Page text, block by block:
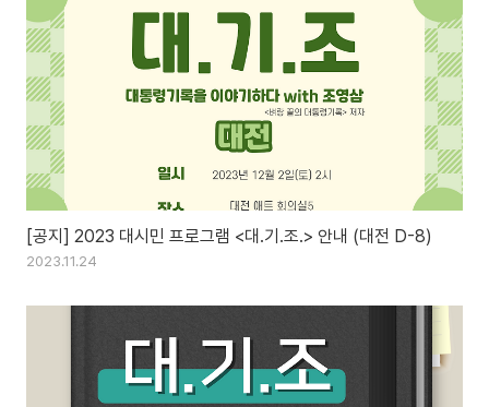
[공지] 2023 대시민 프로그램 <대.기.조.> 안내 (대전 D-8)
2023.11.24